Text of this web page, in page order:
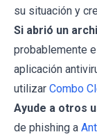
su situación y
Si abrió un
probablemente
aplicación
utilizar Combo
Ayude a otros
de phishing a